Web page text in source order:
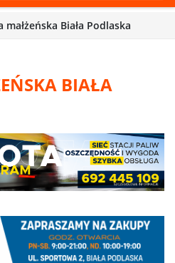
Biała Podlaska
BIAŁA